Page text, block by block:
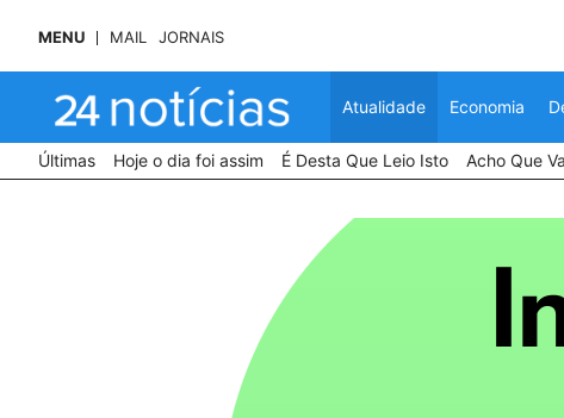
MENU MAIL JORNAIS
Atualidade Economia
Últimas Hoje o dia foi assim É Desta Que Leio Isto Acho Que